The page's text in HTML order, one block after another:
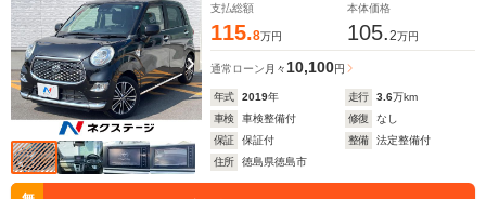
DVD再生
支払総額
115.8万円
本体価格
105.2万円
通常ローン 月々 10,100円
年式 2019年 走行 3.6万km
車検
車検整備付 修復
なし
保証
保証付 整備
法定整備付
住所
徳島県徳島市